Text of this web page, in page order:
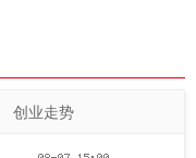
创业走势